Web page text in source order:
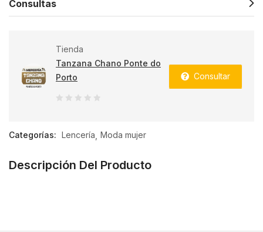
Consultas
Tienda
Tanzana Chano Ponte do
Porto
Consultar
Categorías: Lencería Moda mujer
Descripción Del Producto